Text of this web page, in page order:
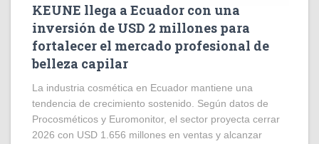
KEUNE llega a Ecuador con una
inversión de USD 2 millones para
fortalecer el mercado profesional de
belleza capilar
La industria cosmética en Ecuador mantiene una
tendencia de crecimiento sostenido. Según datos de
Procosméticos y Euromonitor, el sector proyecta cerrar
2026 con USD 1.656 millones en ventas y alcanzar